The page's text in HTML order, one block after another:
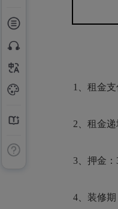
1、租金
2、租金递
3、押金：
4、装修期